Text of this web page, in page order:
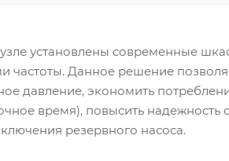
установлены современные
частоты. Данное решение
давление, экономить
время), повысить надежность
резервного насоса.